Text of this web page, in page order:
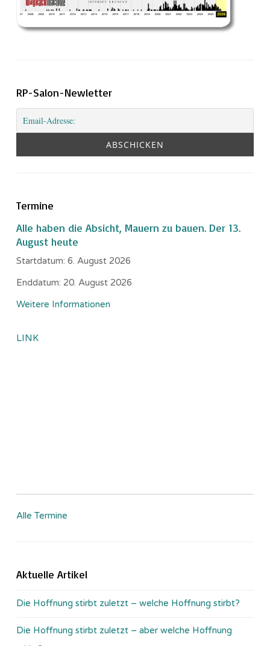
RP-Salon-Newletter
Termine
Alle haben die Absicht, Mauern zu bauen. Der 13.
August heute
Startdatum: 6. August 2026
Enddatum: 20. August 2026
Weitere Informationen
LINK
Alle Termine
Aktuelle Artikel
Die Hoffnung stirbt zuletzt – welche Hoffnung stirbt?
Die Hoffnung stirbt zuletzt – aber welche Hoffnung